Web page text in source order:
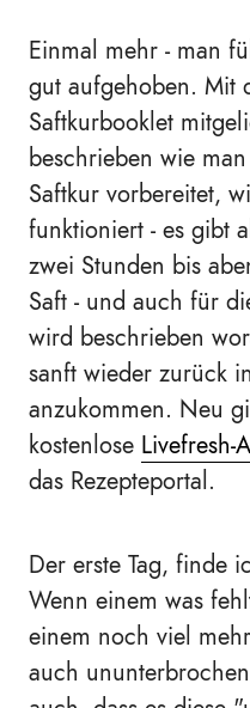
Einmal mehr - man
gut aufgehoben. Mit
Saftkurbooklet
beschrieben wie
Saftkur vorbereitet,
funktioniert - es gibt
zwei Stunden bis
Saft - und auch für
wird beschrieben
sanft wieder zurück
anzukommen. Neu
kostenlose Livefresh-
das Rezepteportal.
Der erste Tag, finde
Wenn einem was
einem noch viel
auch